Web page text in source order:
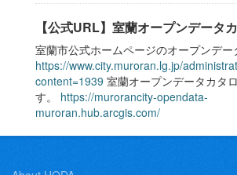
【公式URL】室蘭オープンデータ
室蘭市公式ホームページのオープンデー
https://www.city.muroran.lg.jp/
content=1939 室蘭オープンデータカタ
す。 https://murorancity-opendata-
muroran.hub.arcgis.com/